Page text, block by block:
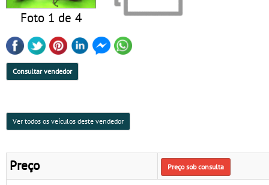
Foto 1 de 4
Consultar vendedor
Ver todos os veículos deste vendedor
Preço Preço sob consulta